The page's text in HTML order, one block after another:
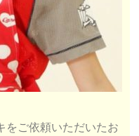
をご依頼いただいたお